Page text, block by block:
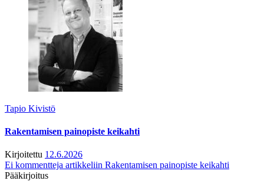
Tapio Kivistö
Rakentamisen painopiste keikahti
Kirjoitettu 12.6.2026
Ei kommentteja artikkeliin Rakentamisen painopiste keikahti
Pääkirjoitus